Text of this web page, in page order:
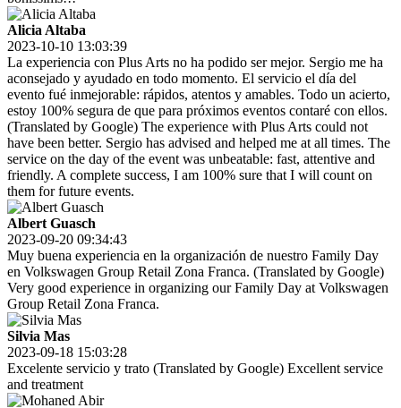
Alicia Altaba
2023-10-10 13:03:39
La experiencia con Plus Arts no ha podido ser mejor. Sergio me ha
aconsejado y ayudado en todo momento. El servicio el día del
evento fué inmejorable: rápidos, atentos y amables. Todo un acierto,
estoy 100% segura de que para próximos eventos contaré con ellos.
(Translated by Google) The experience with Plus Arts could not
have been better. Sergio has advised and helped me at all times. The
service on the day of the event was unbeatable: fast, attentive and
friendly. A complete success, I am 100% sure that I will count on
them for future events.
Albert Guasch
2023-09-20 09:34:43
Muy buena experiencia en la organización de nuestro Family Day
en Volkswagen Group Retail Zona Franca. (Translated by Google)
Very good experience in organizing our Family Day at Volkswagen
Group Retail Zona Franca.
Silvia Mas
2023-09-18 15:03:28
Excelente servicio y trato (Translated by Google) Excellent service
and treatment